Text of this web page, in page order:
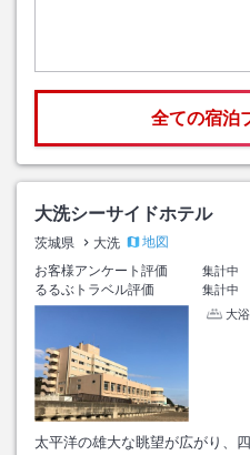
全ての宿泊
大洗シーサイドホテル
茨城県 大洗
地図
お客様アンケート評価
集計中
るるぶトラベル評価
集計中
大
太平洋の雄大な眺望が広がり、